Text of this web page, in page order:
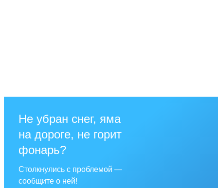
Не убран снег, яма
на дороге, не горит
фонарь?
Столкнулись с проблемой —
сообщите о ней!